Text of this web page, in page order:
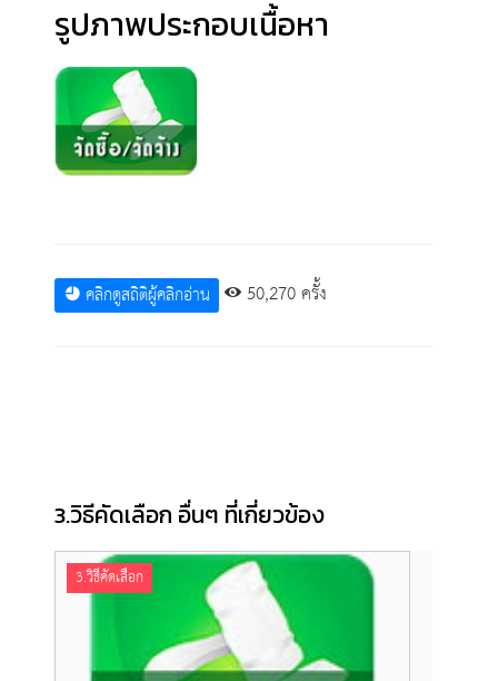
รูปภาพประกอบเนื้อหา
คลิกดูสถิติผู้คลิกอ่าน 50,270 ครั้ง
3.วิธีคัดเลือก อื่นๆ ที่เกี่ยวข้อง
3.วิธีคัดเลือก